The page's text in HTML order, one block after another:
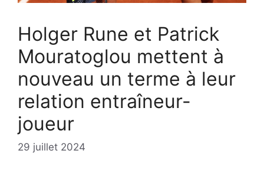
Holger Rune et Patrick
Mouratoglou mettent à
nouveau un terme à leur
relation entraîneur-
joueur
29 juillet 2024